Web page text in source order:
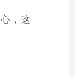
，这